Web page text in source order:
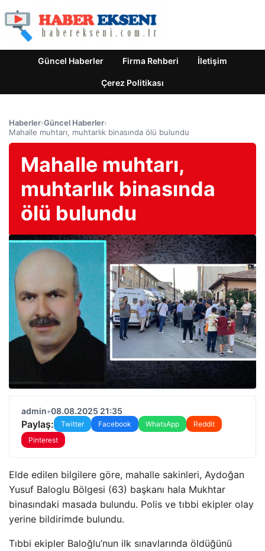
Güncel Haberler Firma Rehberi İletişim
Çerez Politikası
Haberler›Güncel Haberler›
Mahalle muhtarı, muhtarlık binasında ölü bulundu
Mahalle muhtarı,
muhtarlık binasında
ölü bulundu
admin•08.08.2025 21:35
Paylaş: Twitter Facebook WhatsApp
Reddit
Pinterest
Elde edilen bilgilere göre, mahalle sakinleri, Aydoğan
Yusuf Baloglu Bölgesi (63) başkanı hala Mukhtar
binasındaki masada bulundu. Polis ve tıbbi ekipler olay
yerine bildirimde bulundu.
Tıbbi ekipler Baloğlu’nun ilk sınavlarında öldüğünü